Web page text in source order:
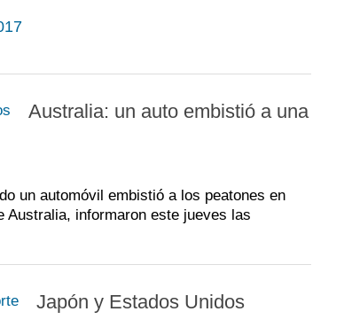
Australia: un auto embistió a una
un automóvil embistió a los peatones en
Australia, informaron este jueves las
Japón y Estados Unidos